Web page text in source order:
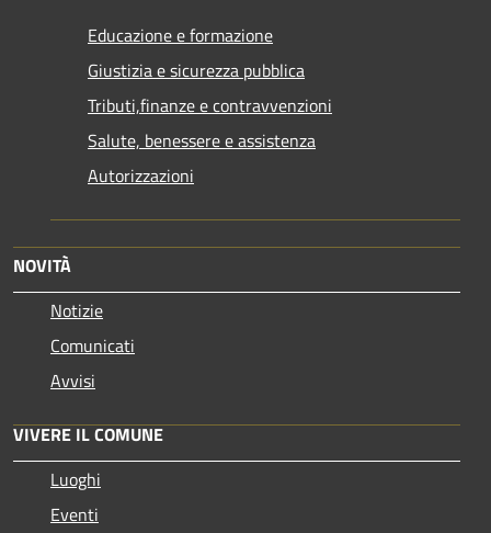
Educazione e formazione
Giustizia e sicurezza pubblica
Tributi,finanze e contravvenzioni
Salute, benessere e assistenza
Autorizzazioni
NOVITÀ
Notizie
Comunicati
Avvisi
VIVERE IL COMUNE
Luoghi
Eventi